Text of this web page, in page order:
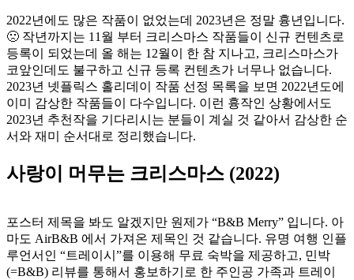
2022년에도 많은 작품이 없었는데 2023년은 정말 흉년입니다.
🙁 작년까지는 11월 부터 크리스마스 작품들이 신규 컨텐츠로
등록이 되었는데 올 해는 12월이 한 참 지나고, 크리스마스가
코앞인데도 불구하고 신규 등록 컨텐츠가 너무나 없습니다.
2023년 넷플릭스 홀리데이 작품 선정 목록을 보면 2022년도에
이미 감상한 작품들이 다수입니다. 이런 흉작인 상황에서도
2023년 추천작을 기다리시는 분들이 계실 것 같아서 감상한 순
서와 재미 순서대로 정리했습니다.
사랑이 머무는 크리스마스 (2022)
포스터 제목을 봐도 알겠지만 원제가 “B&B Merry” 입니다. 아
마도 AirB&B 에서 가져온 제목인 것 같습니다. 유명 여행 인플
루언서인 “트레이시”를 이용해 무료 숙박을 제공하고, 민박
(=B&B) 리뷰를 통해서 홍보하기로 한 주인공 가족과 트레이